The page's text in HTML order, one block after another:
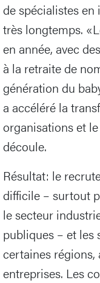
de spécialistes
très longtemps.
en année, avec
à la retraite de
génération du
a accéléré la
organisations et
découle.
Résultat: le
difficile – surtout
le secteur
publiques – et les
certaines
entreprises. Les